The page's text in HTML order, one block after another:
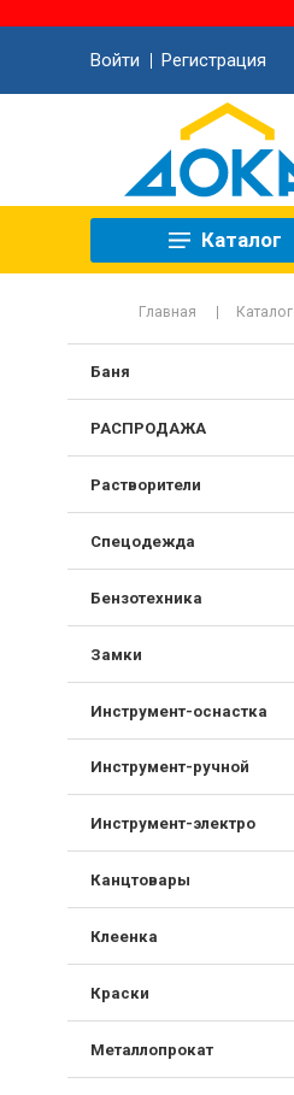
Войти Регистрация
Каталог
Главная Каталог
руб.
Баня
РАСПРОДАЖА
Растворители
Спецодежда
Бензотехника
Замки
Инструмент-оснастка
Инструмент-ручной
Инструмент-электро
Канцтовары
Клеенка
Краски
Металлопрокат